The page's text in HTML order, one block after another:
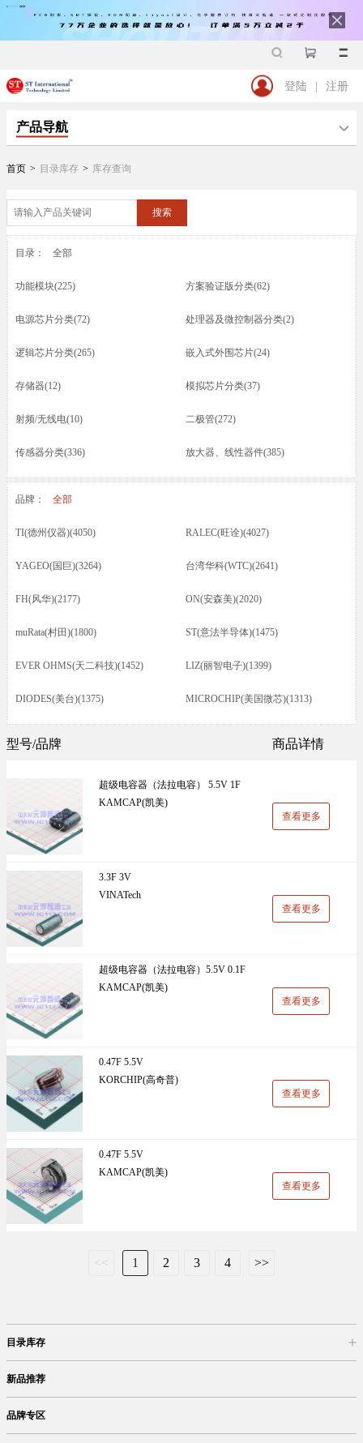
登陆 | 注册
产品导航
首页 > 目录库存 > 库存查询
搜索
目录： 全部
功能模块(225) 方案验证版分类(62)
电源芯片分类(72) 处理器及微控制器分类(2)
逻辑芯片分类(265) 嵌入式外围芯片(24)
存储器(12) 模拟芯片分类(37)
射频/无线电(10) 二极管(272)
传感器分类(336) 放大器、线性器件(385)
接口芯片分类(166) 驱动器(8)
万能板(14)
品牌： 全部
TI(德州仪器)(4050) RALEC(旺诠)(4027)
YAGEO(国巨)(3264) 台湾华科(WTC)(2641)
FH(风华)(2177) ON(安森美)(2020)
muRata(村田)(1800) ST(意法半导体)(1475)
EVER OHMS(天二科技)(1452) LIZ(丽智电子)(1399)
DIODES(美台)(1375) MICROCHIP(美国微芯)(1313)
UniOhm台湾厚声（授权代理）(983)
国产(926)
AISHI(艾华集团)(668)
ST(先科)(660)
ADI(亚德诺)(629) Infineon(英飞凌)(624)
HKR(香港电阻)(619)
型号/品牌 商品详情
超级电容器（法拉电容） 5.5V 1F
KAMCAP(凯美)
查看更多
3.3F 3V
VINATech
查看更多
超级电容器（法拉电容）5.5V 0.1F
KAMCAP(凯美)
查看更多
0.47F 5.5V
KORCHIP(高奇普)
查看更多
0.47F 5.5V
KAMCAP(凯美)
查看更多
<< 1 2 3 4 >>
目录库存
新品推荐
品牌专区